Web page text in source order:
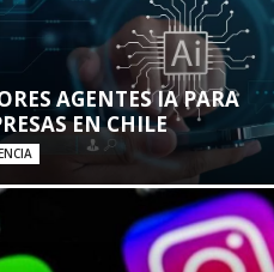
AGENTES IA PARA
EN CHILE